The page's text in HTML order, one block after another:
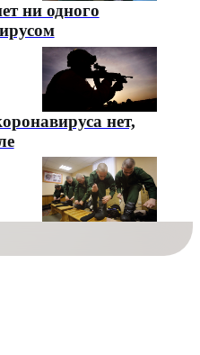
ни одного
нет,